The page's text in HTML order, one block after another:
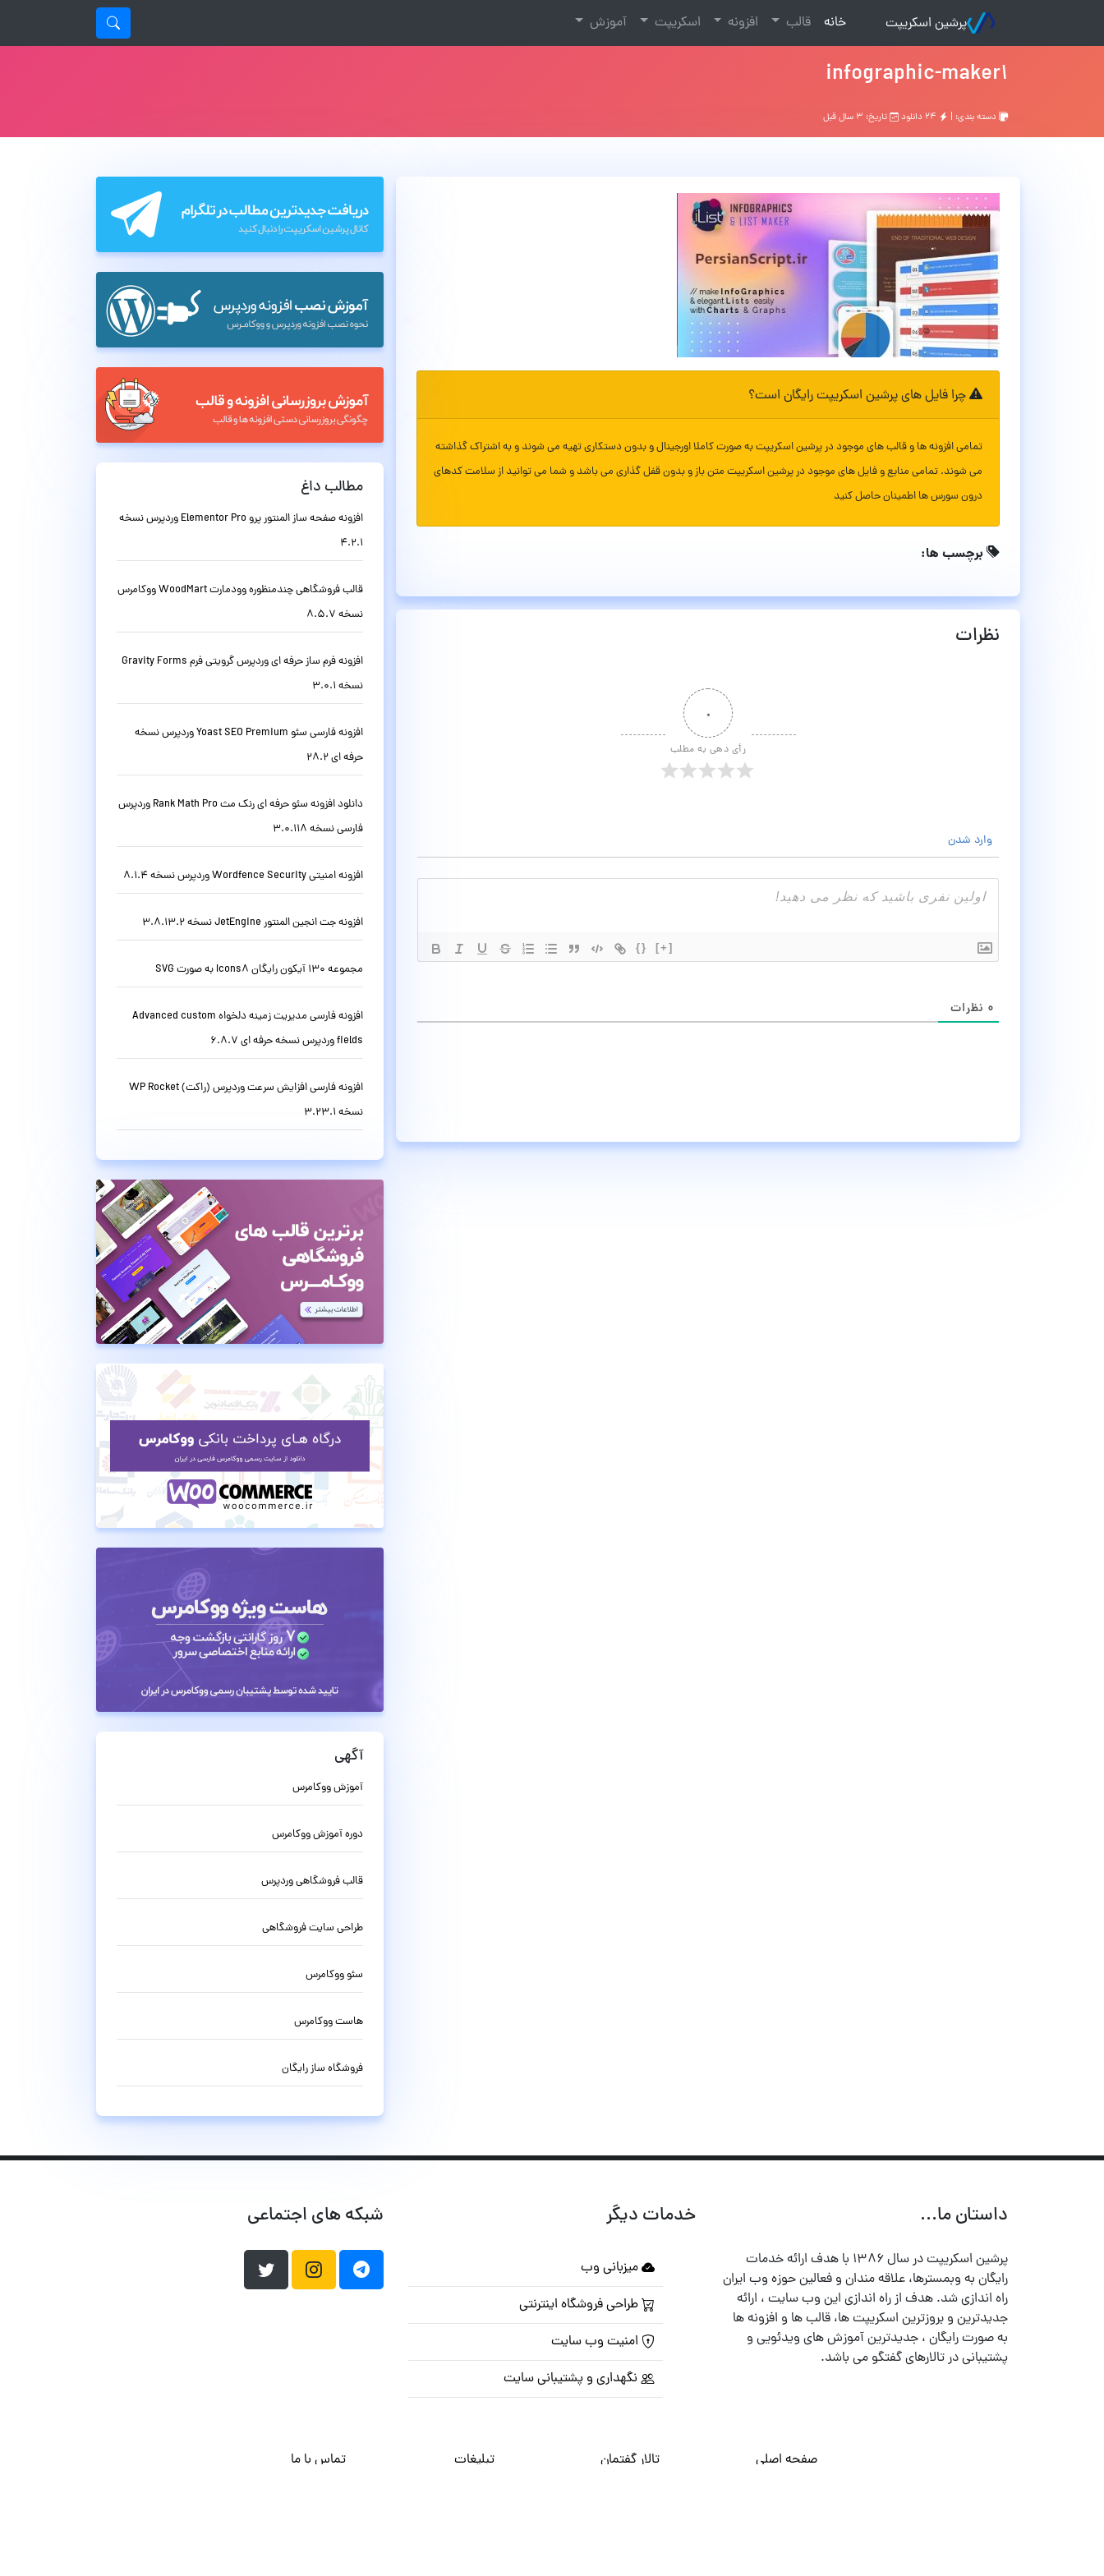
پرشین اسکریپت خانه
(current) قالب افزونه اسکریپت آموزش
infographic-maker1
دسته بندی: | تاریخ: ۳ سال قبل
چرا فایل های پرشین اسکریپت رایگان است؟
تمامی افزونه ها و قالب های موجود در پرشین اسکریپت به صورت کاملا اورجینال و بدون دستکاری تهیه می شوند و به اشتراک گذاشته
می شوند. تمامی منابع و فایل های موجود در پرشین اسکریپت متن باز و بدون قفل گذاری می باشد و شما می توانید از سلامت کدهای
درون سورس ها اطمینان حاصل کنید
برچسب ها:
نظرات
۰
رأی دهی به مطلب
وارد شدن
{} [+]
۰ نظرات
مطالب داغ
افزونه صفحه ساز المنتور پرو Elementor Pro وردپرس نسخه
4.2.1
قالب فروشگاهی چندمنظوره وودمارت WoodMart ووکامرس
نسخه 8.5.7
افزونه فرم ساز حرفه ای وردپرس گرویتی فرم Gravity Forms
نسخه 3.0.1
افزونه فارسی سئو Yoast SEO Premium وردپرس نسخه
حرفه ای 28.2
دانلود افزونه سئو حرفه ای رنک مث Rank Math Pro وردپرس
فارسی نسخه 3.0.118
افزونه امنیتی Wordfence Security وردپرس نسخه 8.1.4
افزونه جت انجین المنتور JetEngine نسخه 3.8.13.2
مجموعه 130 آیکون رایگان Icons8 به صورت SVG
افزونه فارسی مدیریت زمینه دلخواه Advanced custom
fields وردپرس نسخه حرفه ای 6.8.7
افزونه فارسی افزایش سرعت وردپرس (راکت) WP Rocket
نسخه 3.23.1
آگهی
آموزش ووکامرس
دوره آموزش ووکامرس
قالب فروشگاهی وردپرس
طراحی سایت فروشگاهی
سئو ووکامرس
هاست ووکامرس
فروشگاه ساز رایگان
داستان ما...
پرشین اسکریپت در سال ۱۳۸۶ با هدف ارائه خدمات
رایگان به وبمسترها، علاقه مندان و فعالین حوزه وب ایران
راه اندازی شد. هدف از راه اندازی این وب سایت ، ارائه
جدیدترین و بروزترین اسکریپت ها، قالب ها و افزونه ها
به صورت رایگان ، جدیدترین آموزش های ویدئویی و
پشتیبانی در تالارهای گفتگو می باشد.
خدمات دیگر
میزبانی وب
طراحی فروشگاه اینترنتی
امنیت وب سایت
نگهداری و پشتیبانی سایت
شبکه های اجتماعی
صفحه اصلی تالار گفتمان تبلیغات تماس با ما